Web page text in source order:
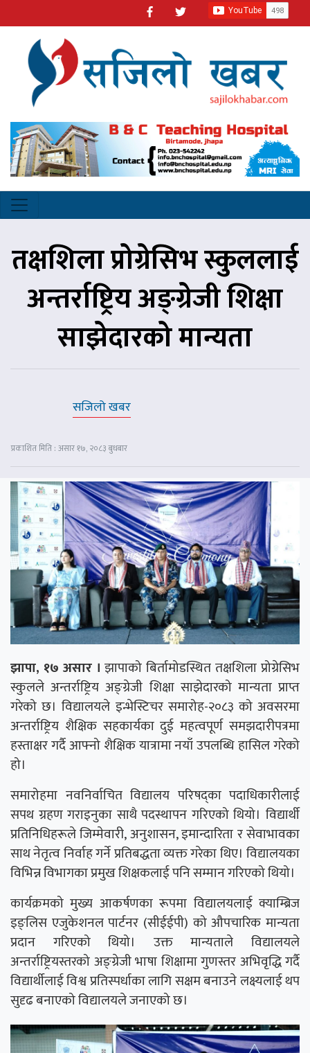
तक्षशिला प्रोग्रेसिभ स्कुललाई
अन्तर्राष्ट्रिय अङ्ग्रेजी शिक्षा
साझेदारको मान्यता
सजिलो खबर
प्रकाशित मिति : असार १७, २०८३ बुधबार
झापा, १७ असार ।झापाको बिर्तामोडस्थित तक्षशिला प्रोग्रेसिभ
स्कुलले अन्तर्राष्ट्रिय अङ्ग्रेजी शिक्षा साझेदारको मान्यता प्राप्त
गरेको छ। विद्यालयले इन्भेस्टिचर समारोह-२०८३ को अवसरमा
अन्तर्राष्ट्रिय शैक्षिक सहकार्यका दुई महत्वपूर्ण समझदारीपत्रमा
हस्ताक्षर गर्दै आफ्नो शैक्षिक यात्रामा नयाँ उपलब्धि हासिल गरेको
हो।
समारोहमा नवनिर्वाचित विद्यालय परिषद्का पदाधिकारीलाई
सपथ ग्रहण गराइनुका साथै पदस्थापन गरिएको थियो। विद्यार्थी
प्रतिनिधिहरूले जिम्मेवारी, अनुशासन, इमान्दारिता र सेवाभावका
साथ नेतृत्व निर्वाह गर्ने प्रतिबद्धता व्यक्त गरेका थिए। विद्यालयका
विभिन्न विभागका प्रमुख शिक्षकलाई पनि सम्मान गरिएको थियो।
कार्यक्रमको मुख्य आकर्षणका रूपमा विद्यालयलाई क्याम्ब्रिज
इङ्लिस एजुकेशनल पार्टनर (सीईईपी) को औपचारिक मान्यता
प्रदान गरिएको थियो। उक्त मान्यताले विद्यालयले
अन्तर्राष्ट्रियस्तरको अङ्ग्रेजी भाषा शिक्षामा गुणस्तर अभिवृद्धि गर्दै
विद्यार्थीलाई विश्व प्रतिस्पर्धाका लागि सक्षम बनाउने लक्ष्यलाई थप
सुदृढ बनाएको विद्यालयले जनाएको छ।